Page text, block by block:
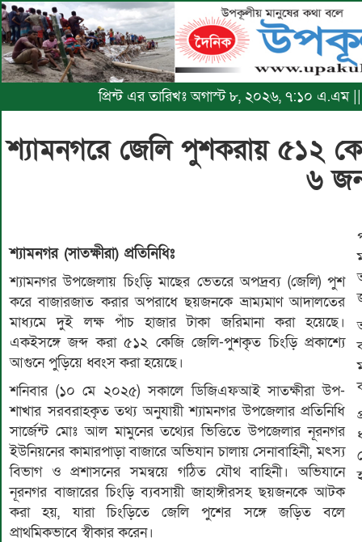
প্রিন্ট এর তারিখঃ অগাস্ট ৮, ২০২৬, ৭:১০ এ.এম
শ্যামনগরে জেলি পুশকরায় ৫১২
৬
শ্যামনগর (সাতক্ষীরা) প্রতিনিধিঃ
শ্যামনগর উপজেলায় চিংড়ি মাছের ভেতরে অপদ্রব্য (জেলি) পুশ
করে বাজারজাত করার অপরাধে ছয়জনকে ভ্রাম্যমাণ আদালতের
মাধ্যমে দুই লক্ষ পাঁচ হাজার টাকা জরিমানা করা হয়েছে।
একইসঙ্গে জব্দ করা ৫১২ কেজি জেলি-পুশকৃত চিংড়ি প্রকাশ্যে
আগুনে পুড়িয়ে ধ্বংস করা হয়েছে।
শনিবার (১০ মে ২০২৫) সকালে ডিজিএফআই সাতক্ষীরা উপ-
শাখার সরবরাহকৃত তথ্য অনুযায়ী শ্যামনগর উপজেলার প্রতিনিধি
সার্জেন্ট মোঃ আল মামুনের তথ্যের ভিত্তিতে উপজেলার নূরনগর
ইউনিয়নের কামারপাড়া বাজারে অভিযান চালায় সেনাবাহিনী, মৎস্য
বিভাগ ও প্রশাসনের সমন্বয়ে গঠিত যৌথ বাহিনী। অভিযানে
নূরনগর বাজারের চিংড়ি ব্যবসায়ী জাহাঙ্গীরসহ ছয়জনকে আটক
করা হয়, যারা চিংড়িতে জেলি পুশের সঙ্গে জড়িত বলে
প্রাথমিকভাবে স্বীকার করেন।